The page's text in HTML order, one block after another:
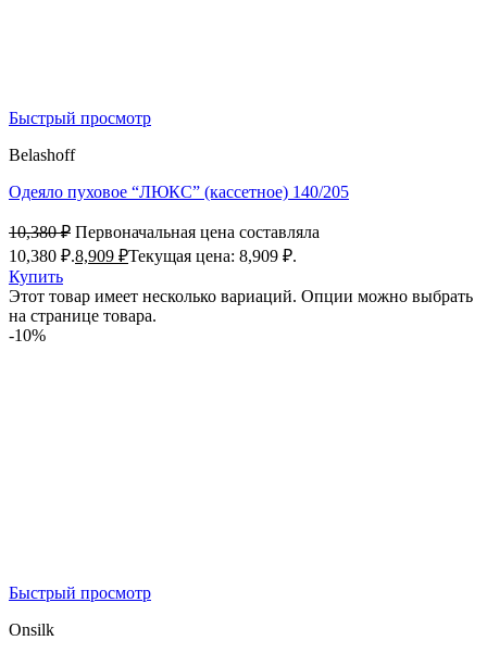
Быстрый просмотр
Belashoff
Одеяло пуховое “ЛЮКС” (кассетное) 140/205
10,380₽ Первоначальная цена составляла
10,380 ₽.8,909 ₽Текущая цена: 8,909 ₽.
Купить
Этот товар имеет несколько вариаций. Опции можно выбрать
на странице товара.
-10%
Быстрый просмотр
Onsilk